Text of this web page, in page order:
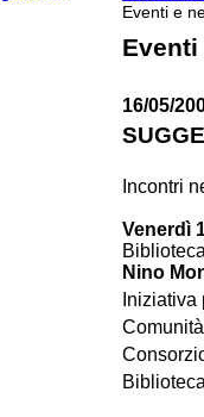
Eventi e
Eventi
16/05/
Incontri
Venerdì
Nino